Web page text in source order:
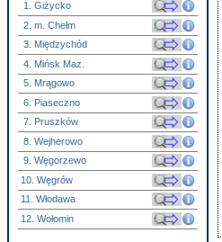
1. Giżycko
2. m. Chełm
3. Międzychód
4. Mińsk Maz.
5. Mrągowo
6. Piaseczno
7. Pruszków
8. Wejherowo
9. Węgorzewo
10. Węgrów
11. Włodawa
12. Wołomin